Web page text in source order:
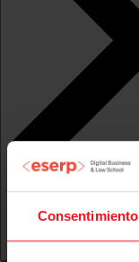
Consentimiento